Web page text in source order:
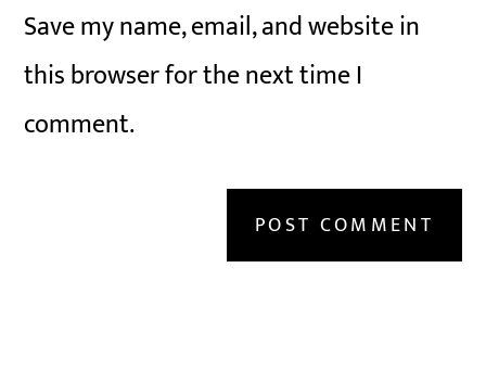
Save my name, email, and website in
this browser for the next time I
comment.